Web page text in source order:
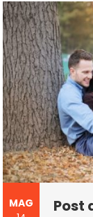
MAG
Post